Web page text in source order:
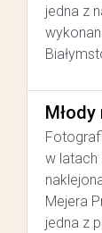
jedna z
w latach
Mejera
jedna z